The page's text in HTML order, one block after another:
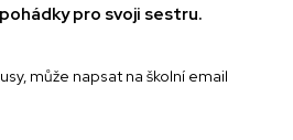
pro svoji sestru.
může napsat na školní email